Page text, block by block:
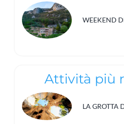
WEEKEND
Attività più
LA GROTTA